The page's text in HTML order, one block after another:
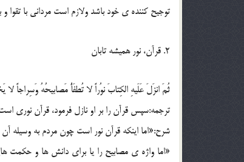
توجیح کننده ی خود باشد ولازم است مردانی با تقوا و
2. قرآن، نور همیشه تابان
ثُمَ انزَلَ عَلَیهِ الکِتابَ نوُراً لا تُطفَأُ مَصابیحُهُ وَسِراجاً لا
ترجمه:سپس قرآن را بر او نازل فرمود، قرآن نوری
شرح:«اما اینکه قرآن نور است چون مردم به وسیله
«اما واژه ی مصابیح را یا برای دانش ها و حکمت